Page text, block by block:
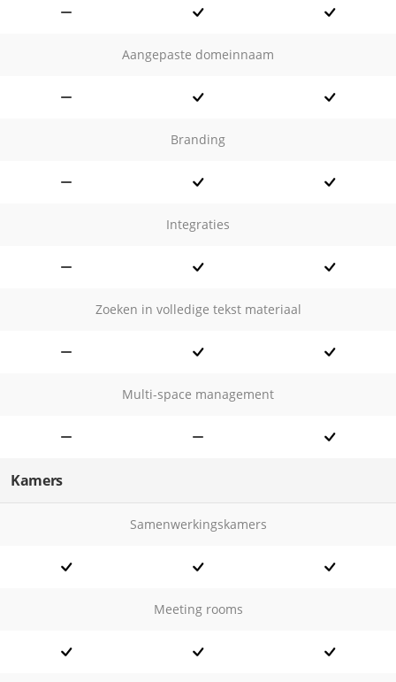
Aangepaste domeinnaam
Branding
Integraties
Zoeken in volledige tekst materiaal
Multi-space management
Kamers
Samenwerkingskamers
Meeting rooms